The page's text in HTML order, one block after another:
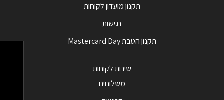
תקנון מועדון לקוחות
נגישות
תקנון הטבת Mastercard Day
שירות לקוחות
משלוחים